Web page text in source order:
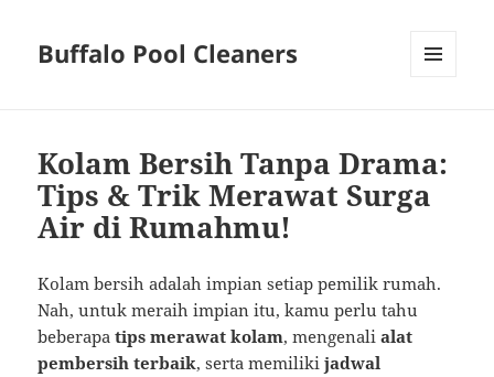
Buffalo Pool Cleaners
Kolam Bersih Tanpa Drama:
Tips & Trik Merawat Surga
Air di Rumahmu!
Kolam bersih adalah impian setiap pemilik rumah.
Nah, untuk meraih impian itu, kamu perlu tahu
beberapatips merawat kolam, mengenalialat
pembersih terbaik, serta memilikijadwal